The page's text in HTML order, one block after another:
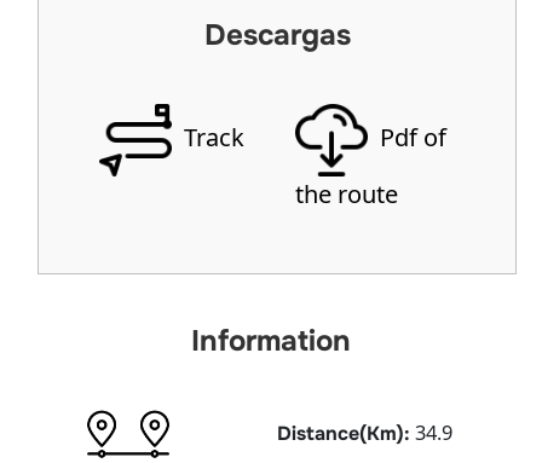
Descargas
Track
Pdf of
the route
Information
Distance(Km): 34.9